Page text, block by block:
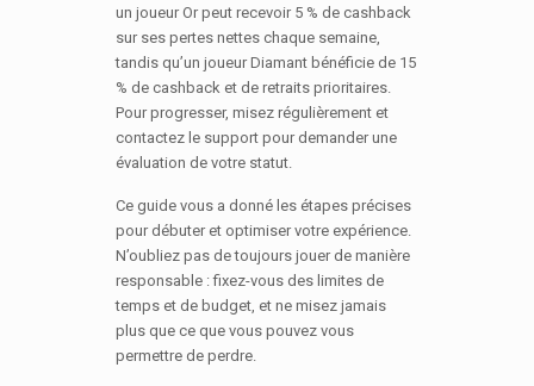
un joueur Or peut recevoir 5 % de cashback
sur ses pertes nettes chaque semaine,
tandis qu’un joueur Diamant bénéficie de 15
% de cashback et de retraits prioritaires.
Pour progresser, misez régulièrement et
contactez le support pour demander une
évaluation de votre statut.
Ce guide vous a donné les étapes précises
pour débuter et optimiser votre expérience.
N’oubliez pas de toujours jouer de manière
responsable : fixez-vous des limites de
temps et de budget, et ne misez jamais
plus que ce que vous pouvez vous
permettre de perdre.